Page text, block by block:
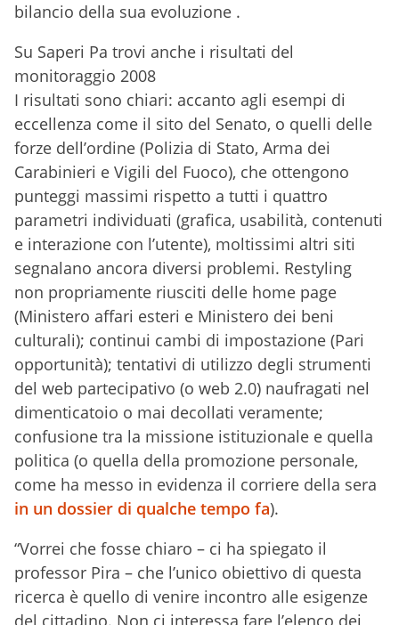
bilancio della sua evoluzione .
Su Saperi Pa trovi anche i risultati del
monitoraggio 2008
I risultati sono chiari: accanto agli esempi di
eccellenza come il sito del Senato, o quelli delle
forze dell’ordine (Polizia di Stato, Arma dei
Carabinieri e Vigili del Fuoco), che ottengono
punteggi massimi rispetto a tutti i quattro
parametri individuati (grafica, usabilità, contenuti
e interazione con l’utente), moltissimi altri siti
segnalano ancora diversi problemi. Restyling
non propriamente riusciti delle home page
(Ministero affari esteri e Ministero dei beni
culturali); continui cambi di impostazione (Pari
opportunità); tentativi di utilizzo degli strumenti
del web partecipativo (o web 2.0) naufragati nel
dimenticatoio o mai decollati veramente;
confusione tra la missione istituzionale e quella
politica (o quella della promozione personale,
come ha messo in evidenza il corriere della sera
in un dossier di qualche tempo fa).
“Vorrei che fosse chiaro – ci ha spiegato il
professor Pira – che l’unico obiettivo di questa
ricerca è quello di venire incontro alle esigenze
del cittadino. Non ci interessa fare l’elenco dei